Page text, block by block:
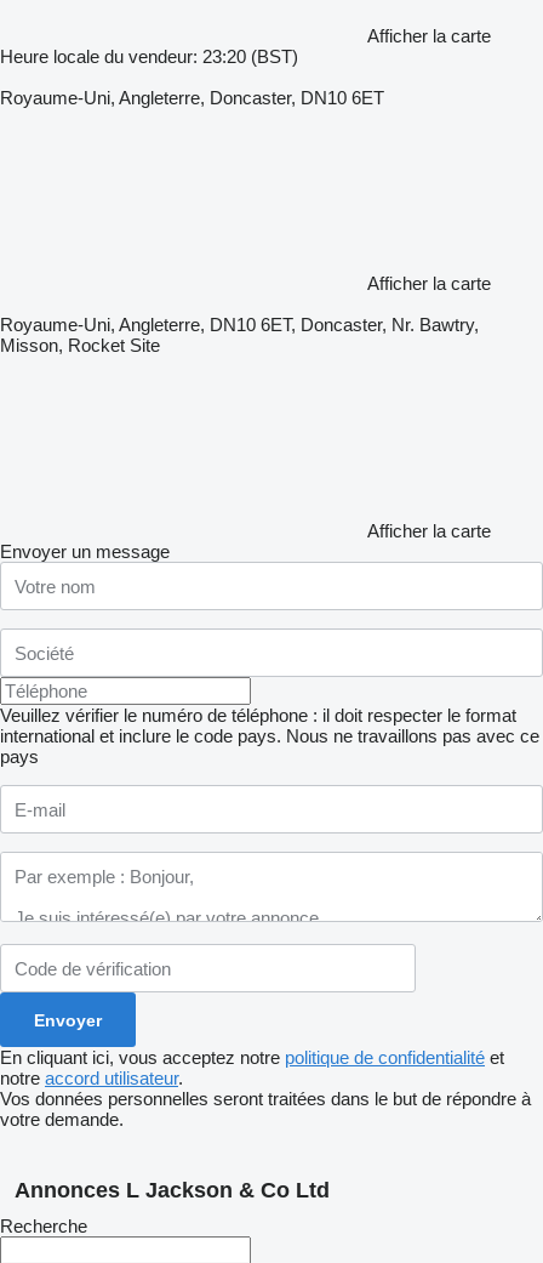
Afficher la carte
Heure locale du vendeur: 23:20 (BST)
Royaume-Uni, Angleterre, Doncaster, DN10 6ET
Afficher la carte
Royaume-Uni, Angleterre, DN10 6ET, Doncaster, Nr. Bawtry,
Misson, Rocket Site
Afficher la carte
Envoyer un message
Veuillez vérifier le numéro de téléphone : il doit respecter le format
international et inclure le code pays. Nous ne travaillons pas avec ce
pays
En cliquant ici, vous acceptez notre politique de confidentialité et
notre accord utilisateur.
Vos données personnelles seront traitées dans le but de répondre à
votre demande.
Annonces L Jackson & Co Ltd
Recherche